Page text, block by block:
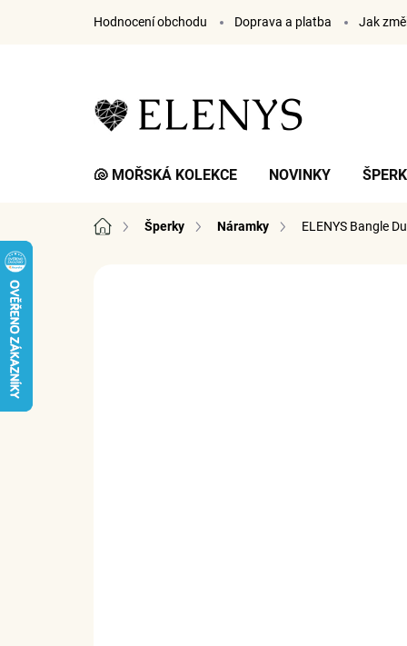
Hodnocení obchodu Doprava a platba Jak
🐚 MOŘSKÁ KOLEKCE NOVINKY
Domů Šperky Náramky ELENYS Bangle